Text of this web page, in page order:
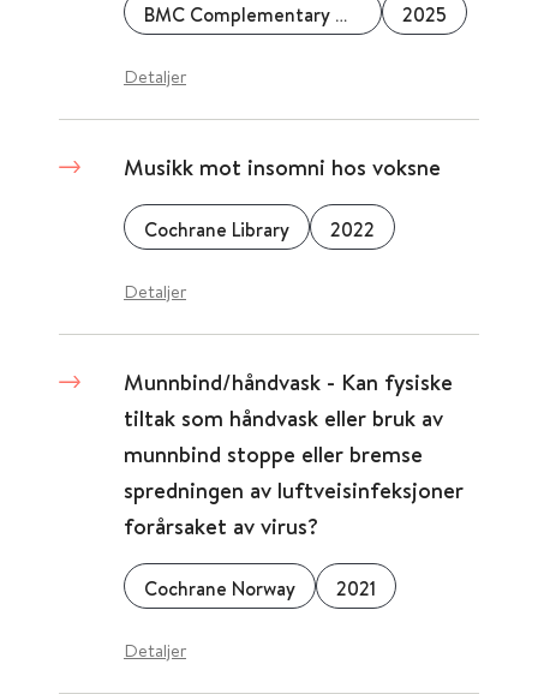
BMC Complementary Medicine and Therapies 2025
Detaljer
Musikk mot insomni hos voksne
Cochrane Library 2022
Detaljer
Munnbind/håndvask - Kan fysiske
tiltak som håndvask eller bruk av
munnbind stoppe eller bremse
spredningen av luftveisinfeksjoner
forårsaket av virus?
Cochrane Norway 2021
Detaljer